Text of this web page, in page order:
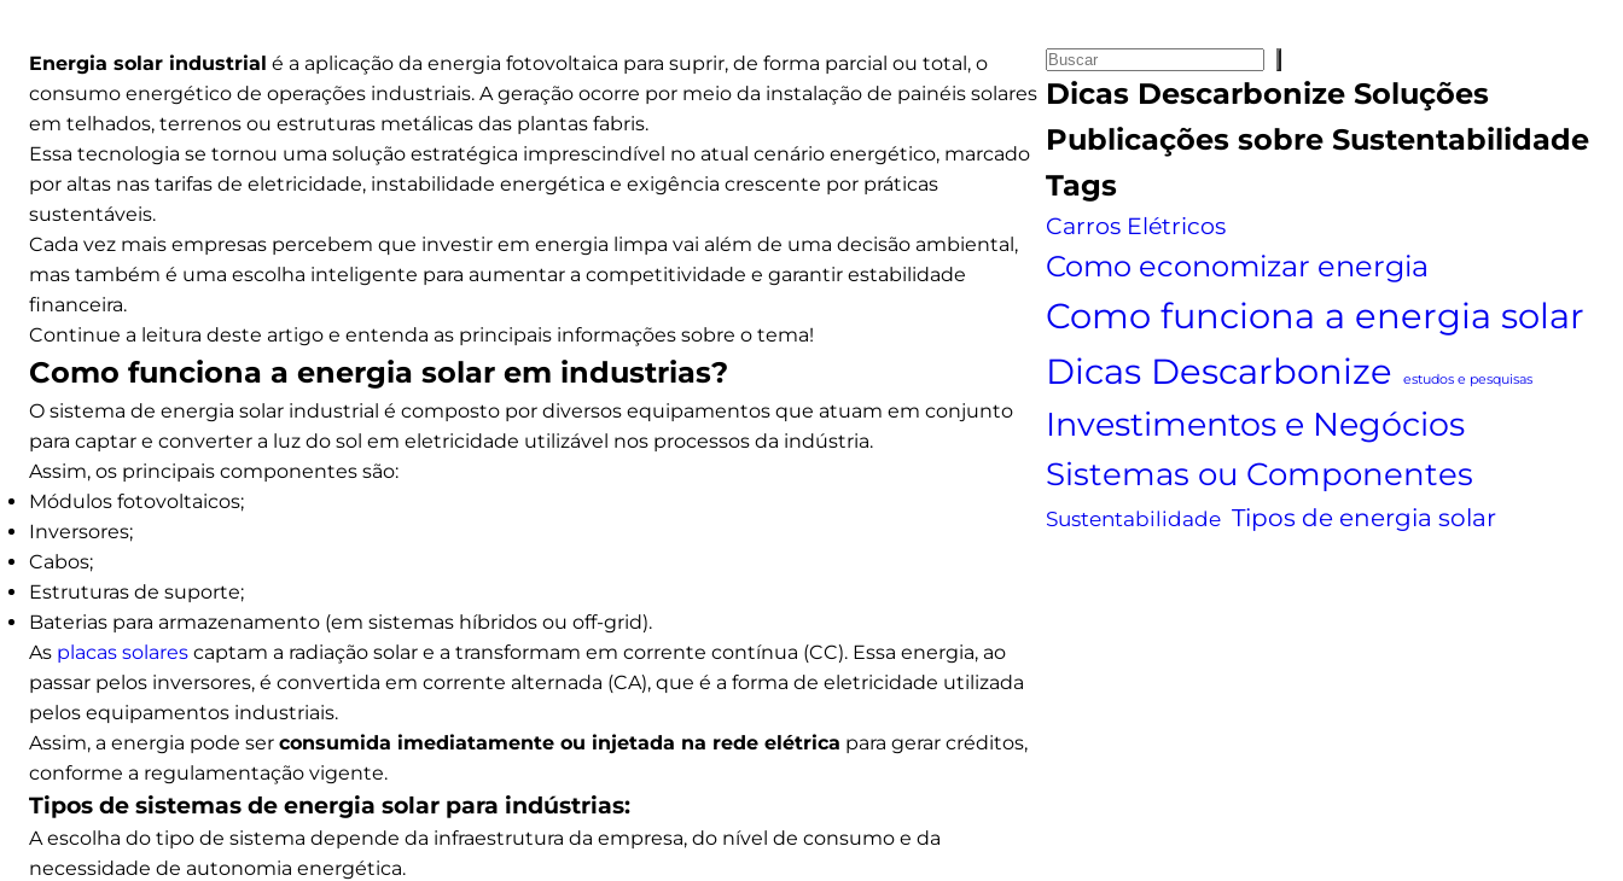
Energia solar industrial é a aplicação da energia fotovoltaica para suprir, de forma parcial ou total, o
consumo energético de operações industriais. A geração ocorre por meio da instalação de painéis solares
em telhados, terrenos ou estruturas metálicas das plantas fabris.
Essa tecnologia se tornou uma solução estratégica imprescindível no atual cenário energético, marcado
por altas nas tarifas de eletricidade, instabilidade energética e exigência crescente por práticas
sustentáveis.
Cada vez mais empresas percebem que investir em energia limpa vai além de uma decisão ambiental,
mas também é uma escolha inteligente para aumentar a competitividade e garantir estabilidade
financeira.
Continue a leitura deste artigo e entenda as principais informações sobre o tema!
Como funciona a energia solar em industrias?
O sistema de energia solar industrial é composto por diversos equipamentos que atuam em conjunto
para captar e converter a luz do sol em eletricidade utilizável nos processos da indústria.
Assim, os principais componentes são:
Módulos fotovoltaicos;
Inversores;
Cabos;
Estruturas de suporte;
Baterias para armazenamento (em sistemas híbridos ou off-grid).
As placas solares captam a radiação solar e a transformam em corrente contínua (CC). Essa energia, ao
passar pelos inversores, é convertida em corrente alternada (CA), que é a forma de eletricidade utilizada
pelos equipamentos industriais.
Assim, a energia pode ser consumida imediatamente ou injetada na rede elétrica para gerar créditos,
conforme a regulamentação vigente.
Tipos de sistemas de energia solar para indústrias:
A escolha do tipo de sistema depende da infraestrutura da empresa, do nível de consumo e da
necessidade de autonomia energética.
P
e
q
u
a
Dicas Descarbonize Soluções
Publicações sobreSustentabilidade
Tags
Carros Elétricos
Como economizar energia
Como funciona a energia solar
Dicas Descarbonize
estudos e pesquisas
Investimentos e Negócios
Sistemas ou Componentes
Sustentabilidade Tipos de energia solar